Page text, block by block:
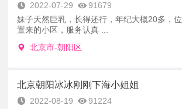
2022-07-29
91679
妹子天然巨乳，长得还行，年纪大概20多，位
置来的小区，服务认真 ...
北京市-朝阳区
北京朝阳冰冰刚刚下海小姐姐
2022-08-19
91224